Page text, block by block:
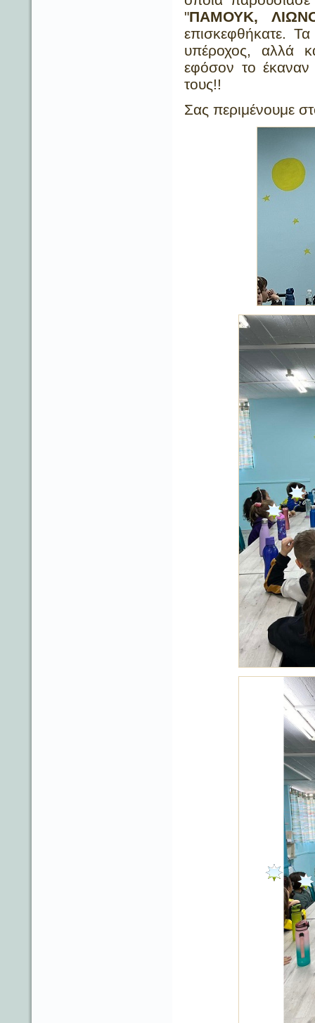
"ΠΑΜΟΥΚ,
επισκεφθήκατε.
υπέροχος, αλλά
εφόσον το έκαναν
τους!!
Σας περιμένουμε